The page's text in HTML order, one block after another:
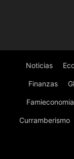
Noticias
Finanzas
Famieconomia
Curramberismo